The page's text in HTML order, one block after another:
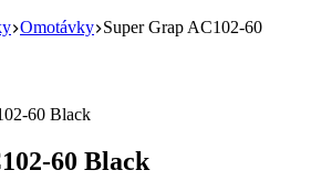
Omotávky Super Grap AC102-60
60 Black